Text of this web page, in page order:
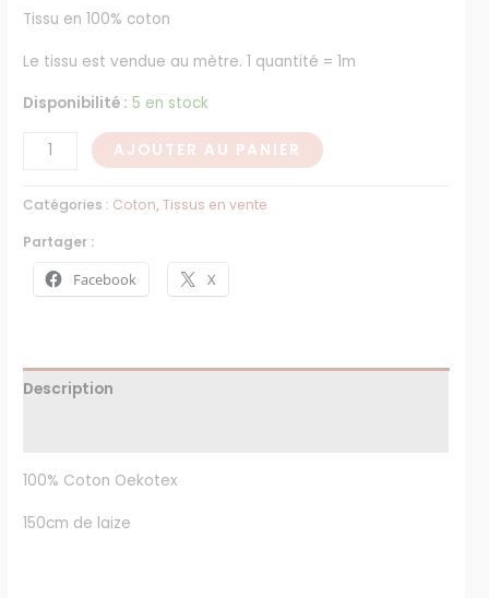
Tissu en 100% coton
Le tissu est vendue au mètre. 1 quantité = 1m
Disponibilité : 5 en stock
AJOUTER AU PANIER
Catégories : Coton,Tissus en vente
Partager :
Facebook X
Description
100% Coton Oekotex
150cm de laize